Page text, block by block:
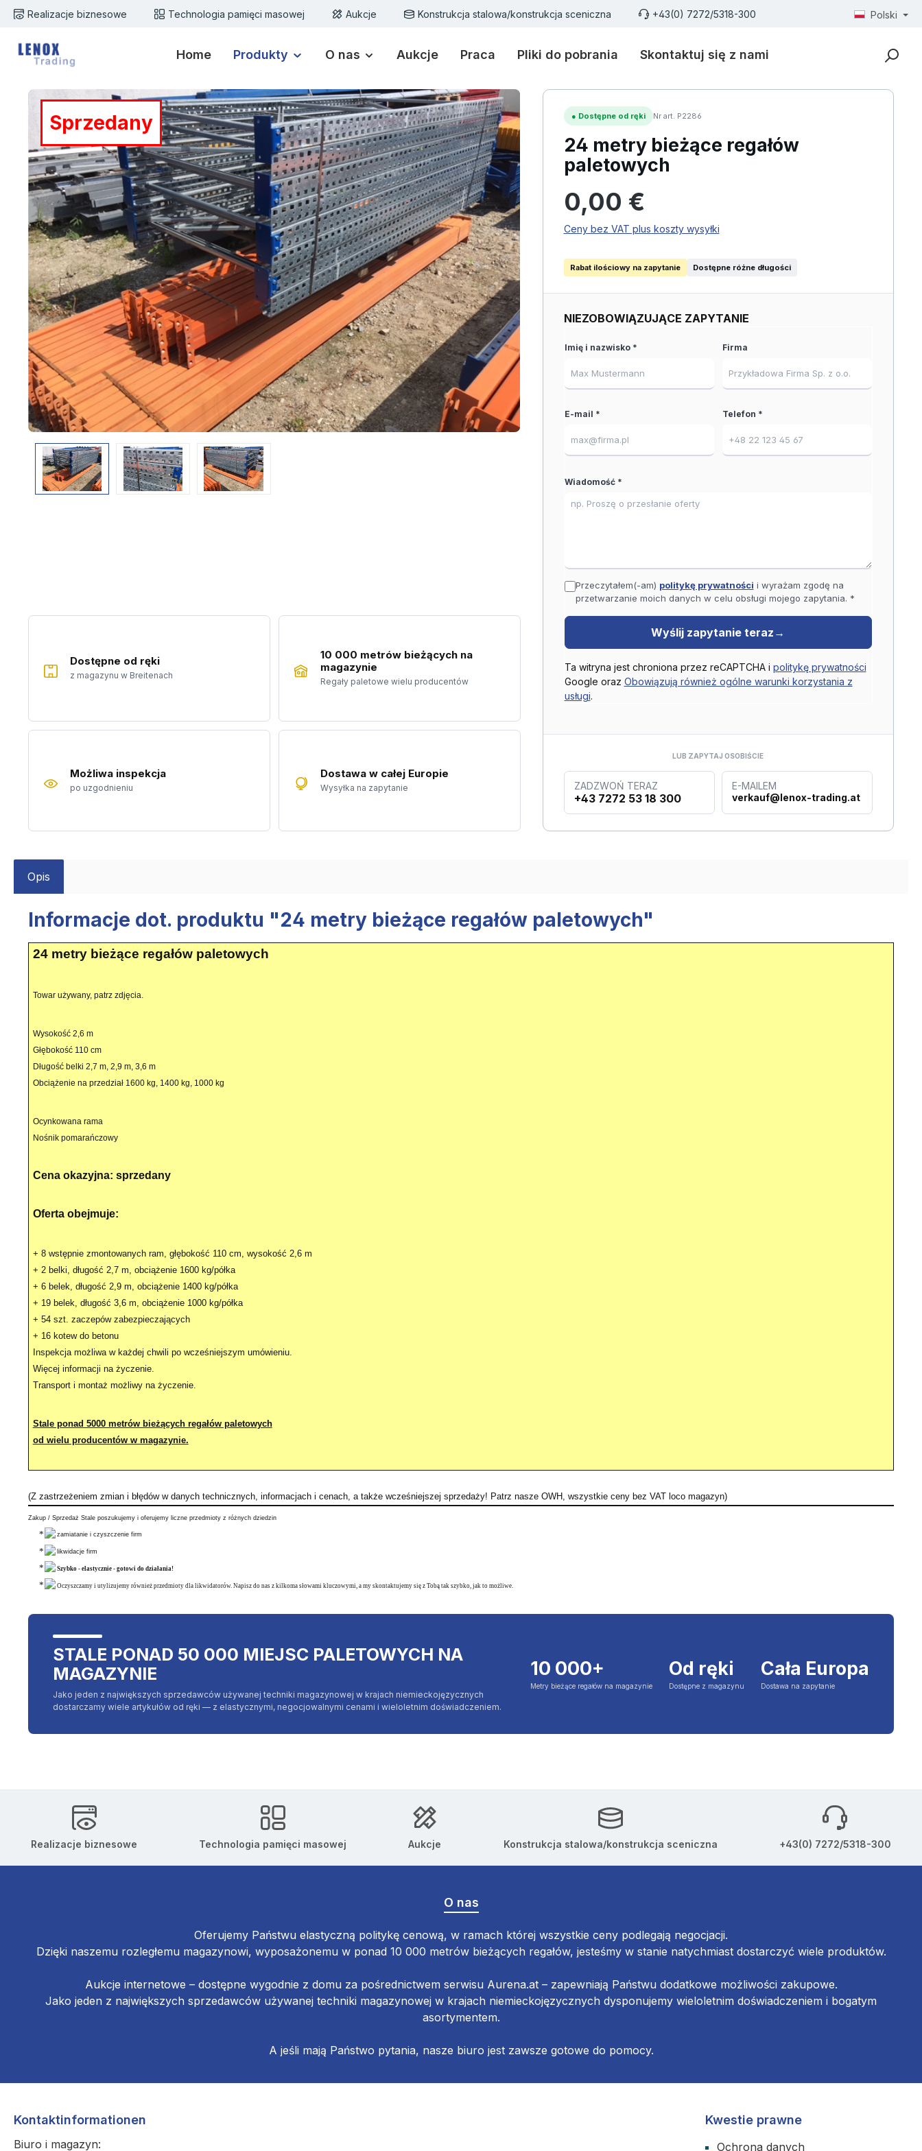
do głównej zawartości
Przejdź do wyszukiwania
Przejdź do głównej nawigacji
Realizacje biznesowe Technologia pamięci masowej Aukcje Konstrukcja stalowa/konstrukcja sceniczna +43(0) 7272/5318-300 Polski
Home Produkty O nas Aukcje Praca Pliki do pobrania Skontaktuj się z nami
Sprzedany
Pomiń galerię zdjęć
● Dostępne od ręki Nr art. P2286
24 metry bieżące regałów
paletowych
Cena regularna:
0,00 €
Ceny bez VAT plus koszty wysyłki
Rabat ilościowy na zapytanie Dostępne różne długości
NIEZOBOWIĄZUJĄCE ZAPYTANIE
Imię i nazwisko * Firma
E-mail * Telefon *
Wiadomość *
Przeczytałem(-am) politykę prywatności i wyrażam zgodę na
przetwarzanie moich danych w celu obsługi mojego zapytania. *
Wyślij zapytanie teraz →
Ta witryna jest chroniona przez reCAPTCHA i politykę prywatności
Google oraz Obowiązują również ogólne warunki korzystania z
usługi.
LUB ZAPYTAJ OSOBIŚCIE
ZADZWOŃ TERAZ
+43 7272 53 18 300
E-MAILEM
verkauf@lenox-trading.at
Dostępne od ręki
z magazynu w Breitenach
10 000 metrów bieżących na
magazynie
Regały paletowe wielu producentów
Możliwa inspekcja
po uzgodnieniu
Dostawa w całej Europie
Wysyłka na zapytanie
Opis
Informacje dot. produktu "24 metry bieżące regałów paletowych"
24 metry bieżące regałów paletowych
Towar używany, patrz zdjęcia.
Wysokość 2,6 m
Głębokość 110 cm
Długość belki 2,7 m, 2,9 m, 3,6 m
Obciążenie na przedział 1600 kg, 1400 kg, 1000 kg
Ocynkowana rama
Nośnik pomarańczowy
Cena okazyjna: sprzedany
Oferta obejmuje:
+ 8 wstępnie zmontowanych ram, głębokość 110 cm, wysokość 2,6 m
+ 2 belki, długość 2,7 m, obciążenie 1600 kg/półka
+ 6 belek, długość 2,9 m, obciążenie 1400 kg/półka
+ 19 belek, długość 3,6 m, obciążenie 1000 kg/półka
+ 54 szt. zaczepów zabezpieczających
+ 16 kotew do betonu
Inspekcja możliwa w każdej chwili po wcześniejszym umówieniu.
Więcej informacji na życzenie.
Transport i montaż możliwy na życzenie.
Stale ponad 5000 metrów bieżących regałów paletowych
od wielu producentów w magazynie.
(Z zastrzeżeniem zmian i błędów w danych technicznych, informacjach i cenach, a także wcześniejszej sprzedaży! Patrz nasze OWH, wszystkie ceny bez VAT loco magazyn)
Zakup / Sprzedaż Stale poszukujemy i oferujemy liczne przedmioty z różnych dziedzin
zamiatanie i czyszczenie firm
likwidacje firm
Szybko - elastycznie - gotowi do działania!
Oczyszczamy i utylizujemy również przedmioty dla likwidatorów. Napisz do nas z kilkoma słowami kluczowymi, a my skontaktujemy się z Tobą tak szybko, jak to możliwe.
STALE PONAD 50 000 MIEJSC PALETOWYCH NA
MAGAZYNIE
Jako jeden z największych sprzedawców używanej techniki magazynowej w krajach niemieckojęzycznych
dostarczamy wiele artykułów od ręki — z elastycznymi, negocjowalnymi cenami i wieloletnim doświadczeniem.
10 000+
Metry bieżące regałów na magazynie
Od ręki
Dostępne z magazynu
Cała Europa
Dostawa na zapytanie
Realizacje biznesowe Technologia pamięci masowej Aukcje Konstrukcja stalowa/konstrukcja sceniczna +43(0) 7272/5318-300
O nas
Oferujemy Państwu elastyczną politykę cenową, w ramach której wszystkie ceny podlegają negocjacji.
Dzięki naszemu rozległemu magazynowi, wyposażonemu w ponad 10 000 metrów bieżących regałów, jesteśmy w stanie natychmiast dostarczyć wiele produktów.
Aukcje internetowe – dostępne wygodnie z domu za pośrednictwem serwisu Aurena.at – zapewniają Państwu dodatkowe możliwości zakupowe.
Jako jeden z największych sprzedawców używanej techniki magazynowej w krajach niemieckojęzycznych dysponujemy wieloletnim doświadczeniem i bogatym
asortymentem.
A jeśli mają Państwo pytania, nasze biuro jest zawsze gotowe do pomocy.
Kontaktinformationen
Biuro i magazyn:
Kwestie prawne
Ochrona danych